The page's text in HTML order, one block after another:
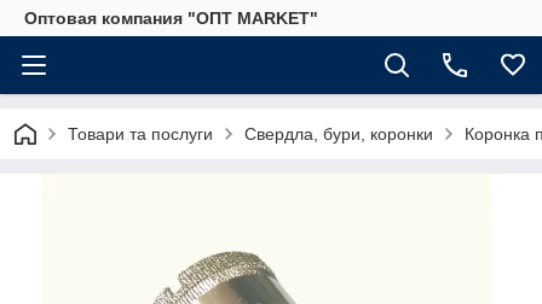
Оптовая компания "ОПТ MARKET"
Товари та послуги Свердла, бури, коронки Коронка